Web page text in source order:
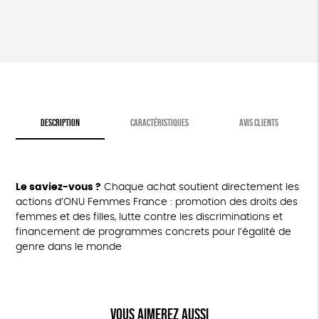
DESCRIPTION CARACTÉRISTIQUES AVIS CLIENTS
Le saviez-vous ? Chaque achat soutient directement les
actions d’ONU Femmes France : promotion des droits des
femmes et des filles, lutte contre les discriminations et
financement de programmes concrets pour l’égalité de
genre dans le monde
Vous aimerez aussi